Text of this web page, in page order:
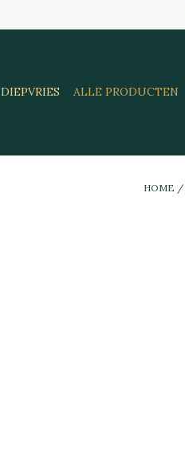
DIEPVRIES ALLE PRODUCTEN
HOME /